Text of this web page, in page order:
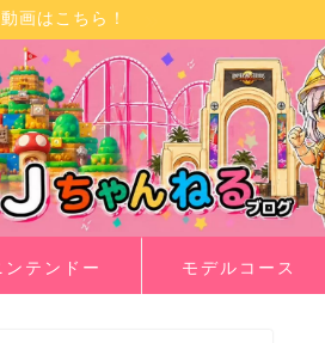
画はこちら！
ンテンドー モデルコース